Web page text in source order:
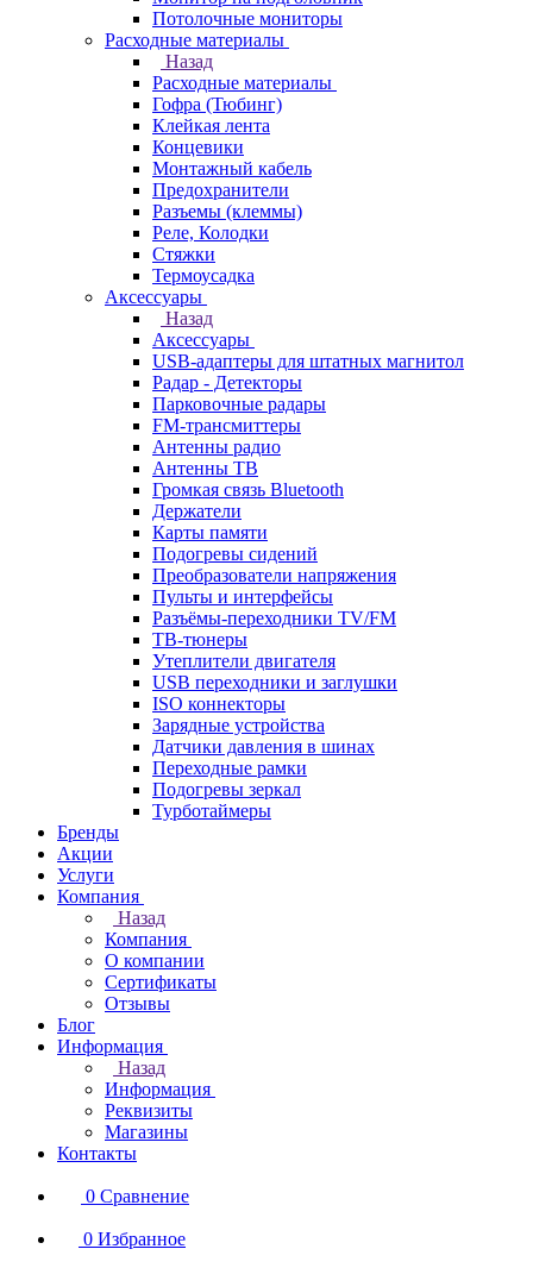
Потолочные мониторы
Расходные материалы
Назад
Расходные материалы
Гофра (Тюбинг)
Клейкая лента
Концевики
Монтажный кабель
Предохранители
Разъемы (клеммы)
Реле, Колодки
Стяжки
Термоусадка
Аксессуары
Назад
Аксессуары
USB-адаптеры для штатных магнитол
Радар - Детекторы
Парковочные радары
FM-трансмиттеры
Антенны радио
Антенны ТВ
Громкая связь Bluetooth
Держатели
Карты памяти
Подогревы сидений
Преобразователи напряжения
Пульты и интерфейсы
Разъёмы-переходники TV/FM
ТВ-тюнеры
Утеплители двигателя
USB переходники и заглушки
ISO коннекторы
Зарядные устройства
Датчики давления в шинах
Переходные рамки
Подогревы зеркал
Турботаймеры
Бренды
Акции
Услуги
Компания
Назад
Компания
О компании
Сертификаты
Отзывы
Блог
Информация
Назад
Информация
Реквизиты
Магазины
Контакты
0 Сравнение
0 Избранное